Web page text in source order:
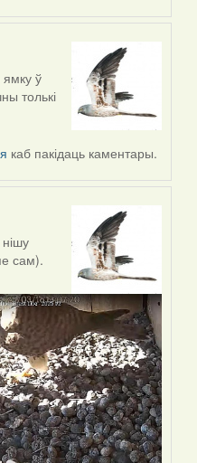
ў
толькі
каб пакідаць каментары.
сам).